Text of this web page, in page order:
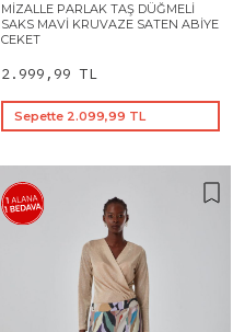
MIZALLE PARLAK TAŞ DÜĞMELI
SAKS MAVI KRUVAZE SATEN ABIYE
CEKET
2.999,99 TL
Sepette 2.099,99 TL